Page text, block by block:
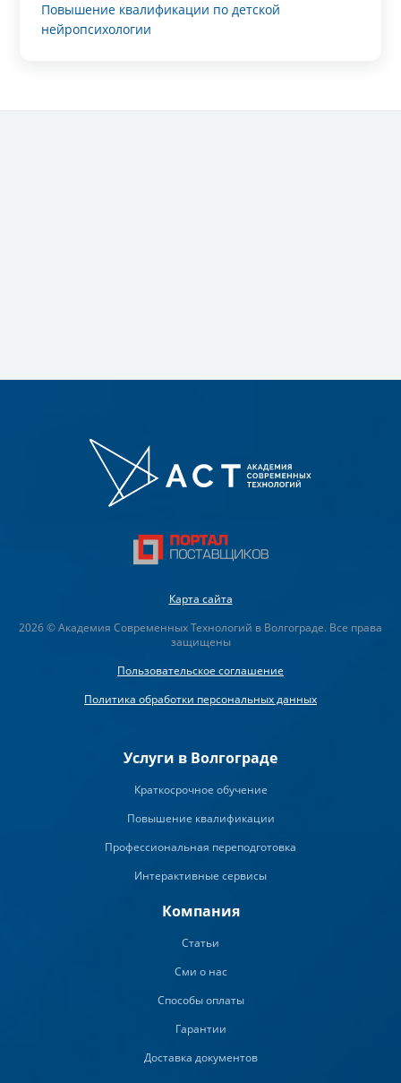
Повышение квалификации по детской
нейропсихологии
Карта сайта
2026 © Академия Современных Технологий в Волгограде. Все права
защищены
Пользовательское соглашение
Политика обработки персональных данных
Услуги в Волгограде
Краткосрочное обучение
Повышение квалификации
Профессиональная переподготовка
Интерактивные сервисы
Компания
Статьи
Сми о нас
Способы оплаты
Гарантии
Доставка документов